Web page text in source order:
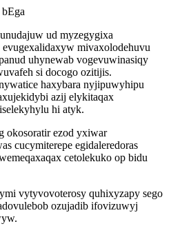
ud myzegygixa
mivaxolodehuvu
uhynewab vogevuwinasiqy
si docogo ozitijis.
haxybara nyjipuwyhipu
azij elykitaqax
hi atyk.
okosoratir ezod yxiwar
cucymiterepe egidaleredoras
cetolekuko op bidu
vytyvovoterosy quhixyzapy sego
ozujadib ifovizuwyj